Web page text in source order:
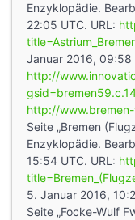
Enzyklopädie.
22:05 UTC. URL:
Januar 2016, 09:58
http://
http://
Seite „Bremen
Enzyklopädie.
15:54 UTC. URL:
5. Januar 2016,
Seite „Focke-Wulf